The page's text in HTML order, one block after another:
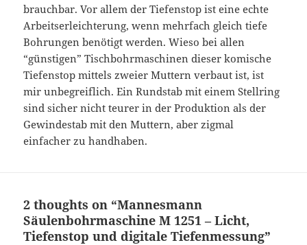
brauchbar. Vor allem der Tiefenstop ist eine echte
Arbeitserleichterung, wenn mehrfach gleich tiefe
Bohrungen benötigt werden. Wieso bei allen
“günstigen” Tischbohrmaschinen dieser komische
Tiefenstop mittels zweier Muttern verbaut ist, ist
mir unbegreiflich. Ein Rundstab mit einem Stellring
sind sicher nicht teurer in der Produktion als der
Gewindestab mit den Muttern, aber zigmal
einfacher zu handhaben.
2 thoughts on “Mannesmann
Säulenbohrmaschine M 1251 – Licht,
Tiefenstop und digitale Tiefenmessung”